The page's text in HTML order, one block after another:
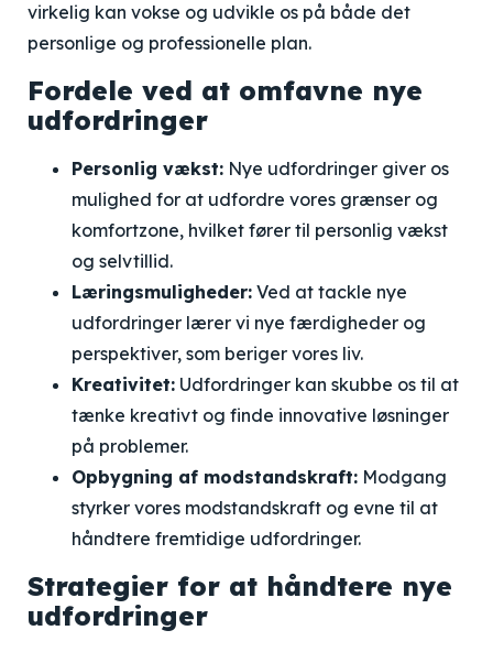
virkelig kan vokse og udvikle os på både det
personlige og professionelle plan.
Fordele ved at omfavne nye
udfordringer
Personlig vækst: Nye udfordringer giver os
mulighed for at udfordre vores grænser og
komfortzone, hvilket fører til personlig vækst
og selvtillid.
Læringsmuligheder: Ved at tackle nye
udfordringer lærer vi nye færdigheder og
perspektiver, som beriger vores liv.
Kreativitet: Udfordringer kan skubbe os til at
tænke kreativt og finde innovative løsninger
på problemer.
Opbygning af modstandskraft: Modgang
styrker vores modstandskraft og evne til at
håndtere fremtidige udfordringer.
Strategier for at håndtere nye
udfordringer